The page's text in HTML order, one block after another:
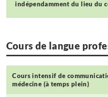
indépendamment du lieu du
Cours de langue
Cours intensif de
médecine (à temps plein)